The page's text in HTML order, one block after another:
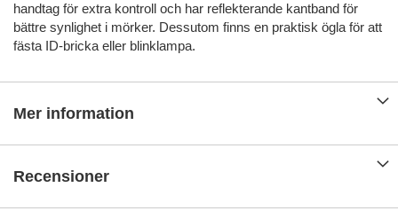
handtag för extra kontroll och har reflekterande kantband för
bättre synlighet i mörker. Dessutom finns en praktisk ögla för att
fästa ID-bricka eller blinklampa.
Mer information
Recensioner